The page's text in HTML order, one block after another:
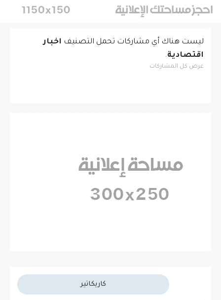
بين العراق والولايات
‏ليست هناك أي مشاركات تحمل التصنيف اخبار
اقتصادية.
عرض كل المشاركات
كاريكاتير